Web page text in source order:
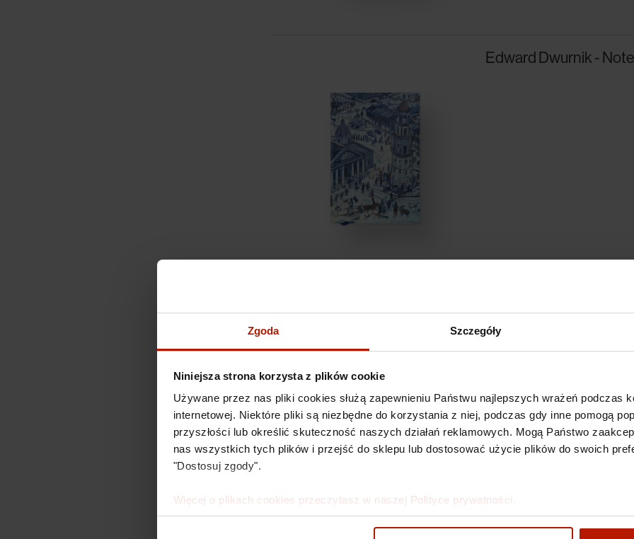
Zgoda Szczegóły
Niniejsza strona korzysta z plików cookie
Używane przez nas pliki cookies służą zapewnieniu Państwu najlepszych wrażeń podczas
internetowej. Niektóre pliki są niezbędne do korzystania z niej, podczas gdy inne pomogą
przyszłości lub określić skuteczność naszych działań reklamowych. Mogą Państwo
nas wszystkich tych plików i przejść do sklepu lub dostosować użycie plików do swoich
"Dostosuj zgody".
Więcej o plikach cookies przeczytasz w naszej Polityce prywatności.
Edward Dwurnik -
Edward Dwurnik -